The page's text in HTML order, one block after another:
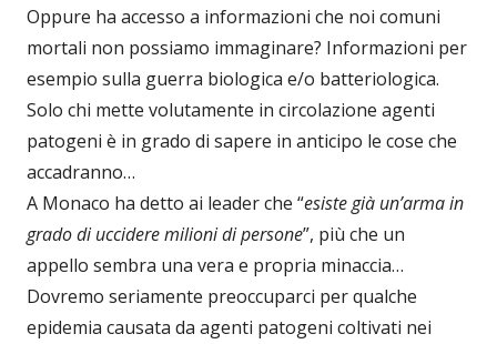
Oppure ha accesso a informazioni che noi comuni
mortali non possiamo immaginare? Informazioni per
esempio sulla guerra biologica e/o batteriologica.
Solo chi mette volutamente in circolazione agenti
patogeni è in grado di sapere in anticipo le cose che
accadranno…
A Monaco ha detto ai leader che “esiste già un’arma in
grado di uccidere milioni di persone”, più che un
appello sembra una vera e propria minaccia…
Dovremo seriamente preoccuparci per qualche
epidemia causata da agenti patogeni coltivati nei